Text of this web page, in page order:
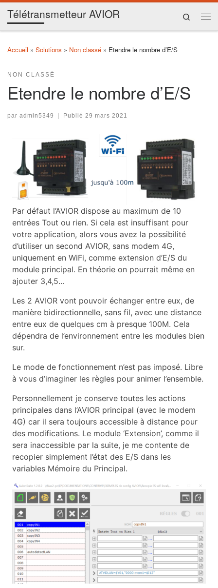
Skip to content
Télétransmetteur AVIOR
Search
Accueil » Solutions » Non classé » Etendre le nombre d’E/S
NON CLASSÉ
Etendre le nombre d’E/S
par admin5349 | Publié 29 mars 2021
Par défaut l’AVIOR dispose au maximum de 10
entrées Tout ou rien. Si cela est insuffisant pour
votre application, alors vous avez la possibilité
d’utiliser un second AVIOR, sans modem 4G,
uniquement en WiFi, comme extension d’E/S du
module principal. En théorie on pourrait même en
ajouter 3,4,5…
Les 2 AVIOR vont pouvoir échanger entre eux, de
manière bidirectionnelle, sans fil, avec une distance
entre eux de quelques cm à presque 100M. Cela
dépendra de l’environnement entre les modules bien
sur.
Le mode de fonctionnement n’est pas imposé. Libre
à vous d’imaginer les règles pour animer l’ensemble.
Personnellement je conserve toutes les actions
principales dans l’AVIOR principal (avec le modem
4G) car il sera toujours accessible à distance pour
des modifications. Le module ‘Extension’, comme il
sera inaccessible par la suite, je me contente de
recopier simplement l’état des E/S dans les
variables Mémoire du Principal.